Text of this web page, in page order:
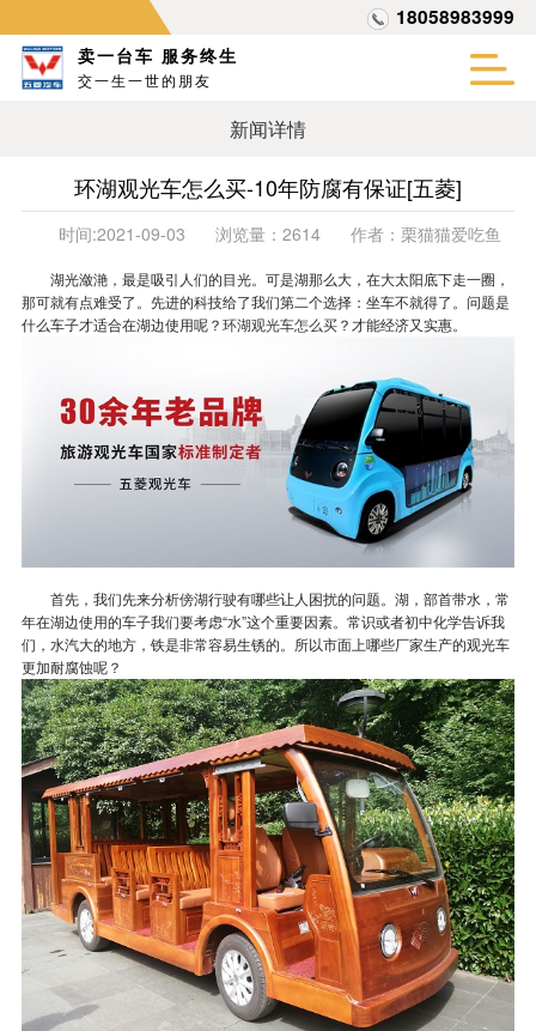
18058983999
卖一台车 服务终生
交一生一世的朋友
新闻详情
环湖观光车怎么买-10年防腐有保证[五菱]
时间:2021-09-03 浏览量： 2614 作者： 栗猫猫爱吃鱼
湖光潋滟，最是吸引人们的目光。可是湖那么大，在大太阳底下走一圈，
那可就有点难受了。先进的科技给了我们第二个选择：坐车不就得了。问题是
什么车子才适合在湖边使用呢？环湖观光车怎么买？才能经济又实惠。
首先，我们先来分析傍湖行驶有哪些让人困扰的问题。湖，部首带水，常
年在湖边使用的车子我们要考虑“水”这个重要因素。常识或者初中化学告诉我
们，水汽大的地方，铁是非常容易生锈的。所以市面上哪些厂家生产的观光车
更加耐腐蚀呢？